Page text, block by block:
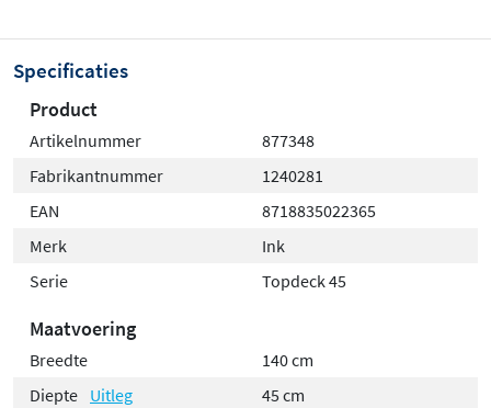
hoogwaardige afwerking en duurzame materialen
garanderen jarenlang gebruiksplezier in je badkamer,
ongeacht welke stijl je prefereert.
Specificaties
Product
Artikelnummer
877348
Fabrikantnummer
1240281
EAN
8718835022365
Merk
Ink
Serie
Topdeck 45
Maatvoering
Breedte
140 cm
Diepte Uitleg
45 cm